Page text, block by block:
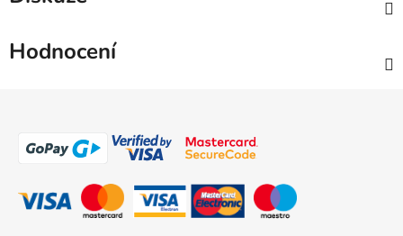
Hodnocení